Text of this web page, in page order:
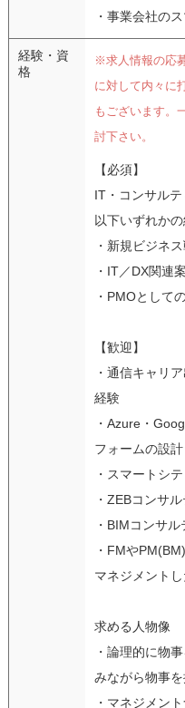
・事業会社の
経験・資
格
※求人情報の応
に対して内々に
もございます。
討下さい。
【必須】
IT・コンサルテ
以下いずれか
・新規ビジネ
・IT／DX関連
・PMOとして
【歓迎】
・通信キャリ
経験
・Azure・
フォームの設
・スマートシ
・ZEBコンサ
・BIMコンサ
・FMや
マネジメント
求める人物像
・論理的に物
みながら物事
・マネジメン